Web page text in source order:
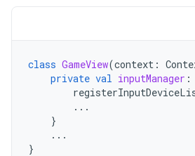
class GameView(context :
private val inputManager :
...
}
...
}